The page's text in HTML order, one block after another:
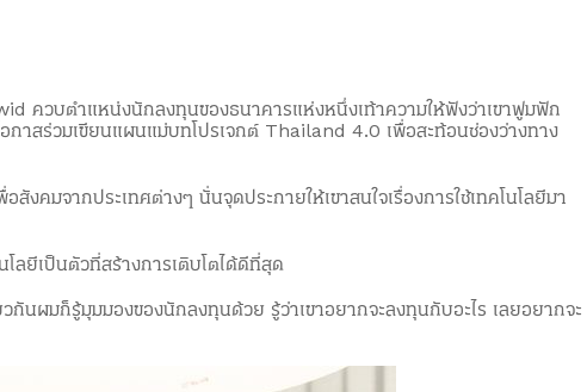
ควบตำแหน่งนักลงทุนของธนาคารแห่งหนึ่งเท้าความให้ฟังว่าเขาฟูมฟัก
าสร่วมเขียนแผนแม่บทโปรเจกต์ Thailand 4.0 เพื่อสะท้อนช่องว่างทาง
คมจากประเทศต่างๆ นั่นจุดประกายให้เขาสนใจเรื่องการใช้เทคโนโลยีมา
ลยีเป็นตัวที่สร้างการเติบโตได้ดีที่สุด
ผมก็รู้มุมมองของนักลงทุนด้วย รู้ว่าเขาอยากจะลงทุนกับอะไร เลยอยากจะ